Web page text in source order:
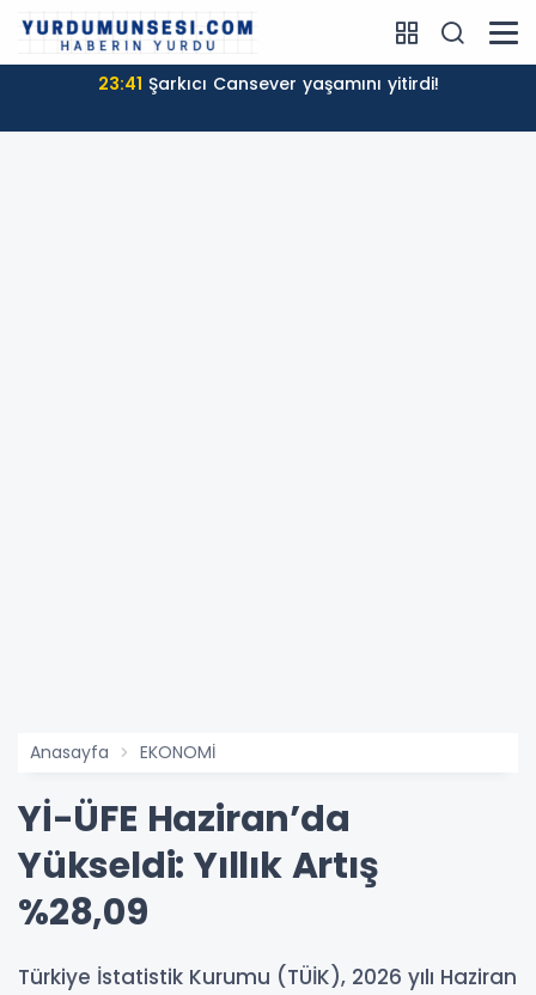
23:41 Şarkıcı Cansever yaşamını yitirdi!
Anasayfa EKONOMİ
Yİ-ÜFE Haziran’da
Yükseldi: Yıllık Artış
%28,09
Türkiye İstatistik Kurumu (TÜİK), 2026 yılı Haziran